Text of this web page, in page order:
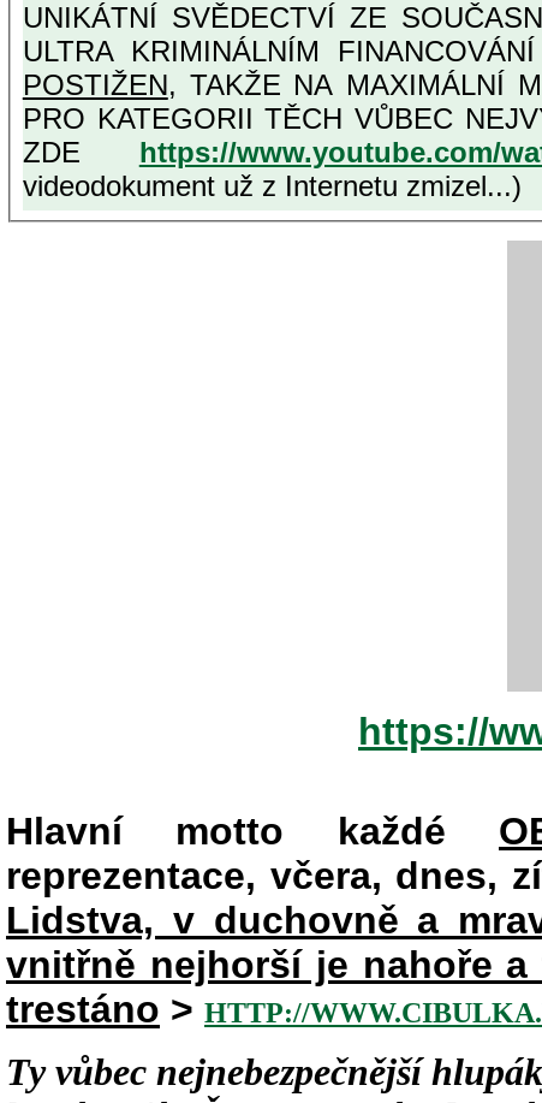
UNIKÁTNÍ SVĚDECTVÍ ZE SOUČASNOSTI: PŘEDSEDA VLASTIZRÁDNÉ VLÁDY KGB MIMOŘÁDNĚ DETAILNĚ O
ULTRA KRIMINÁLNÍM
POSTIŽEN, TAKŽE NA MAXIMÁLNÍ MOŽNOU MÍRU OSVĚDČENÁ
PRO KATEGORII TĚCH VŮBEC NEJVYŠŠÍCH PROTINÁRODNÍCH A PROTISTÁTNÍCH VLASTIZRÁDCŮ, VIZ NAPŘ.
ZDE https://www.youtube.com/
videodokument už z Internetu zmizel...)
https://
Hlavní motto každé
reprezentace, včera, dnes,
Lidstva, v duchovně a
vnitřně nejhorší je nahoře
trestáno > HTTP://
Ty vůbec nejnebezpečnější